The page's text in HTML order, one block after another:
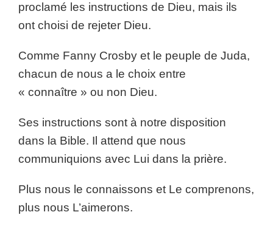
proclamé les instructions de Dieu, mais ils
ont choisi de rejeter Dieu.
Comme Fanny Crosby et le peuple de Juda,
chacun de nous a le choix entre
« connaître » ou non Dieu.
Ses instructions sont à notre disposition
dans la Bible. Il attend que nous
communiquions avec Lui dans la prière.
Plus nous le connaissons et Le comprenons,
plus nous L’aimerons.